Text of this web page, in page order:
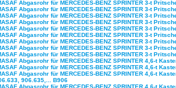
Abgasrohr für MERCEDES-BENZ SPRINTER 3-t
Abgasrohr für MERCEDES-BENZ SPRINTER 3-t
Abgasrohr für MERCEDES-BENZ SPRINTER 3-t
Abgasrohr für MERCEDES-BENZ SPRINTER 3-t
Abgasrohr für MERCEDES-BENZ SPRINTER 3-t
Abgasrohr für MERCEDES-BENZ SPRINTER 3-t
Abgasrohr für MERCEDES-BENZ SPRINTER 3-t
Abgasrohr für MERCEDES-BENZ SPRINTER 3-t
Abgasrohr für MERCEDES-BENZ SPRINTER 3-t
Abgasrohr für MERCEDES-BENZ SPRINTER 4,6-t
Abgasrohr für MERCEDES-BENZ SPRINTER 4,6-t
Abgasrohr für MERCEDES-BENZ SPRINTER 4,6-t
906.635,... B906
Abgasrohr für MERCEDES-BENZ SPRINTER 4,6-t